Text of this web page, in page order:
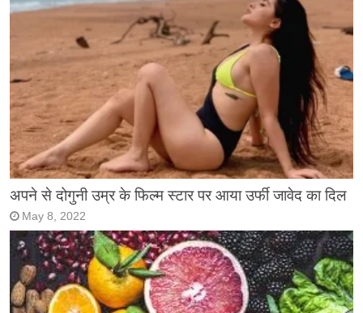
अपने से दोगुनी उम्र के फिल्म स्टार पर आया उर्फी जावेद का दिल
May 8, 2022